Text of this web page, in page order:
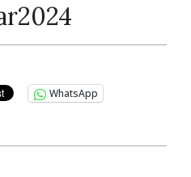
WhatsApp